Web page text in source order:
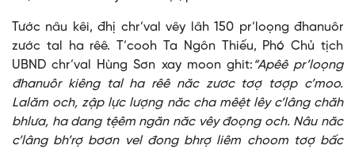
Tước nâu kêi, đhị chr’val vêy lâh 150 pr’loọng đhanuôr
zước tal ha rêê. T’cooh Ta Ngôn Thiếu, Phó Chủ tịch
UBND chr’val Hùng Sơn xay moon ghit: “Apêê pr’loọng
đhanuôr kiêng tal ha rêê năc zươc tơợ tơợp c’moo.
Lalăm och, zập lực lượng năc cha mêệt lêy c’lâng chăh
bhlưa, ha dang tệêm ngăn năc vêy đoọng och. Nâu năc
c’lâng bh’rợ bơơn vel đong bhrợ liêm choom tơợ bấc